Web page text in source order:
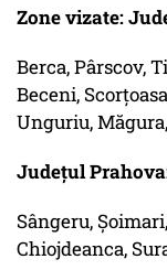
Zone vizate:
Berca, Pârscov,
Beceni,
Unguriu,
Județul
Sângeru,
Chiojdeanca,